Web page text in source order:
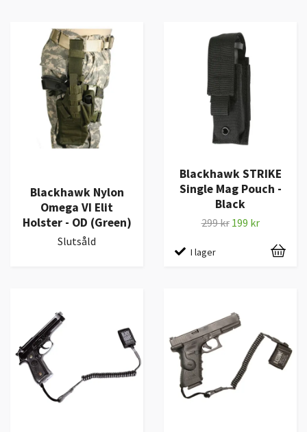
Blackhawk Nylon
Omega VI Elit
Holster - OD (Green)
Slutsåld
Blackhawk STRIKE
Single Mag Pouch -
Black
299 kr 199 kr
I lager